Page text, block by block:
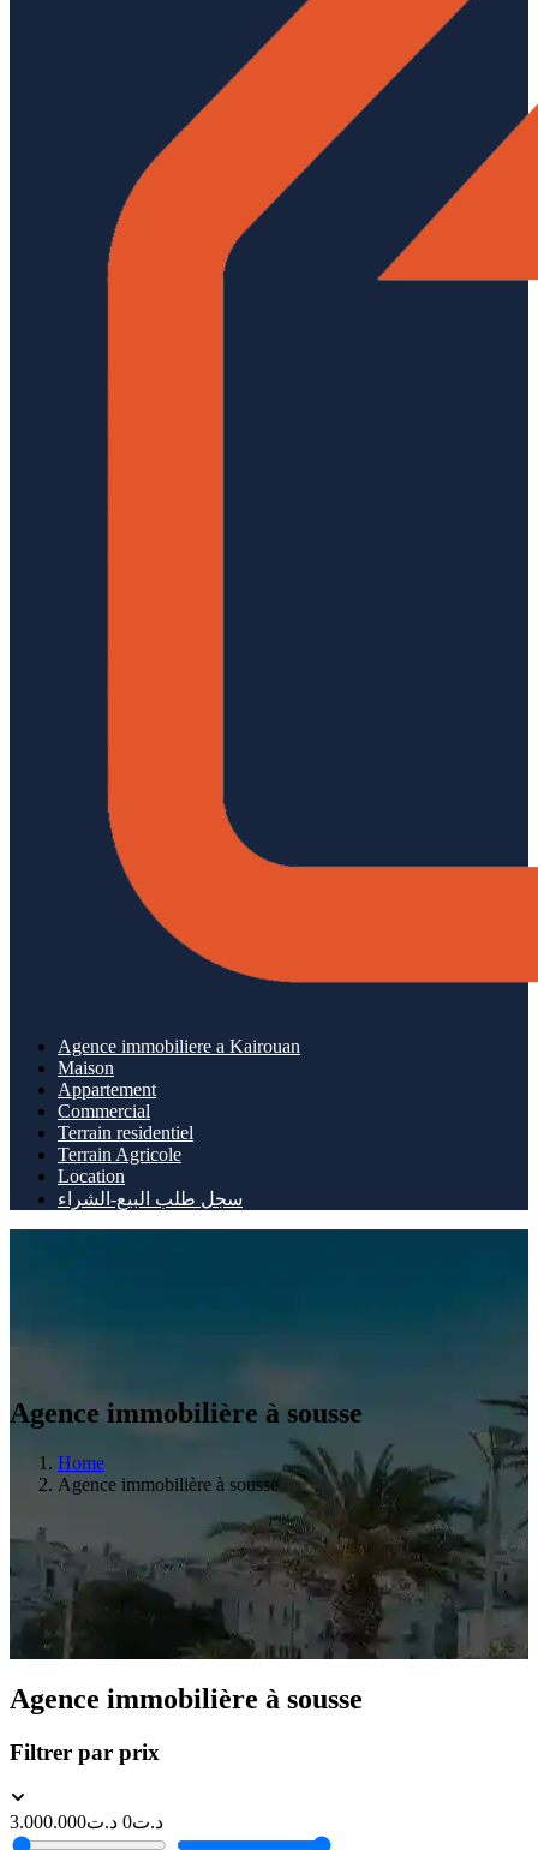
Agence immobiliere a Kairouan
Maison
Appartement
Commercial
Terrain residentiel
Terrain Agricole
Location
سجل طلب البيع-الشراء
Agence immobilière à sousse
Home
Agence immobilière à sousse
Agence immobilière à sousse
Filtrer par prix
د.ت0 د.ت3.000.000